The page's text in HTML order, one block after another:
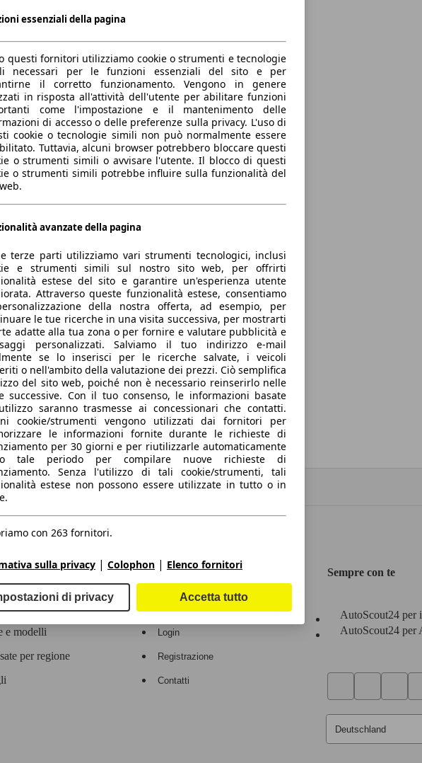
e modelli
per regione
Area rivenditori
Login
Registrazione
Contatti
Sempre con te
AutoScout24 per
AutoScout24 per
essenziali della pagina
questi fornitori utilizziamo cookie o strumenti e tecnologie
necessari per le funzioni essenziali del sito e per
il corretto funzionamento. Vengono in genere
in risposta all'attività dell'utente per abilitare funzioni
come l'impostazione e il mantenimento delle
di accesso o delle preferenze sulla privacy. L'uso di
cookie o tecnologie simili non può normalmente essere
Tuttavia, alcuni browser potrebbero bloccare questi
o strumenti simili o avvisare l'utente. Il blocco di questi
o strumenti simili potrebbe influire sulla funzionalità del
avanzate della pagina
terze parti utilizziamo vari strumenti tecnologici, inclusi
e strumenti simili sul nostro sito web, per offrirti
estese del sito e garantire un'esperienza utente
Attraverso queste funzionalità estese, consentiamo
della nostra offerta, ad esempio, per
le tue ricerche in una visita successiva, per mostrarti
adatte alla tua zona o per fornire e valutare pubblicità e
personalizzati. Salviamo il tuo indirizzo e-mail
se lo inserisci per le ricerche salvate, i veicoli
o nell'ambito della valutazione dei prezzi. Ciò semplifica
del sito web, poiché non è necessario reinserirlo nelle
successive. Con il tuo consenso, le informazioni basate
saranno trasmesse ai concessionari che contatti.
cookie/strumenti vengono utilizzati dai fornitori per
le informazioni fornite durante le richieste di
per 30 giorni e per riutilizzarle automaticamente
tale periodo per compilare nuove richieste di
Senza l'utilizzo di tali cookie/strumenti, tali
estese non possono essere utilizzate in tutto o in
con 263 fornitori.
sulla privacy | Colophon | Elenco fornitori
di privacy Accetta tutto